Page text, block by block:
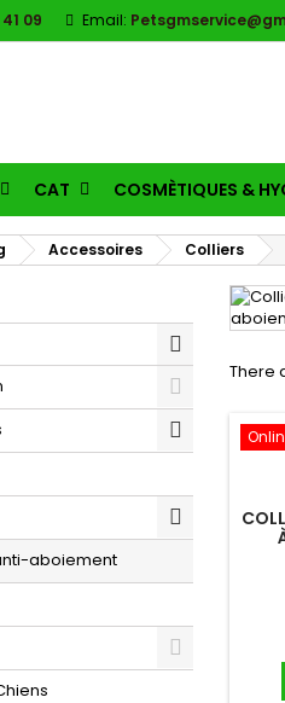
09 Email:
CAT COSMÈTIQUES &
Accessoires Colliers
aboiement
There